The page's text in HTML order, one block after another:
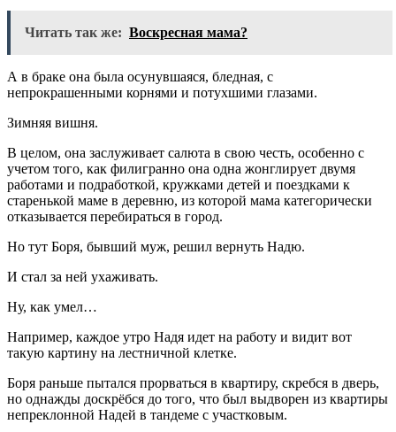
Читать так же: Воскресная мама?
А в браке она была осунувшаяся, бледная, с
непрокрашенными корнями и потухшими глазами.
Зимняя вишня.
В целом, она заслуживает салюта в свою честь, особенно с
учетом того, как филигранно она одна жонглирует двумя
работами и подработкой, кружками детей и поездками к
старенькой маме в деревню, из которой мама категорически
отказывается перебираться в город.
Но тут Боря, бывший муж, решил вернуть Надю.
И стал за ней ухаживать.
Ну, как умел…
Например, каждое утро Надя идет на работу и видит вот
такую картину на лестничной клетке.
Боря раньше пытался прорваться в квартиру, скребся в дверь,
но однажды доскрёбся до того, что был выдворен из квартиры
непреклонной Надей в тандеме с участковым.